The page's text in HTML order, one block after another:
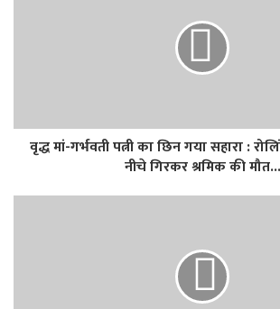
वृद्ध मां-गर्भवती पत्नी का छिन गया सहारा :
नीचे गिरकर श्रमिक की मौत...